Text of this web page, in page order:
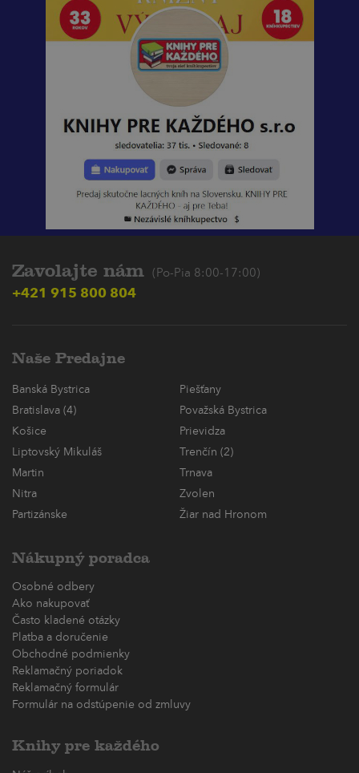
Zavolajte nám (Po-Pia 8:00-17:00)
+421 915 800 804
Naše Predajne
Banská Bystrica
Piešťany
Bratislava (4)
Považská Bystrica
Košice
Prievidza
Liptovský Mikuláš
Trenčín (2)
Martin
Trnava
Nitra
Zvolen
Partizánske
Žiar nad Hronom
Nákupný poradca
Osobné odbery
Ako nakupovať
Často kladené otázky
Platba a doručenie
Obchodné podmienky
Reklamačný poriadok
Reklamačný formulár
Formulár na odstúpenie od zmluvy
Knihy pre každého